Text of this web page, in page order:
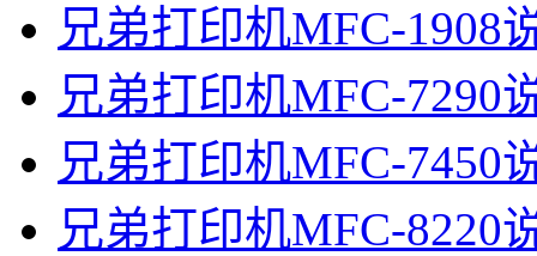
兄弟打印机MFC-1908
兄弟打印机MFC-7290
兄弟打印机MFC-7450
兄弟打印机MFC-8220